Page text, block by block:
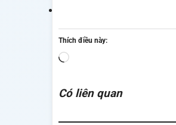
Thích điều này:
Đang
Có liên quan